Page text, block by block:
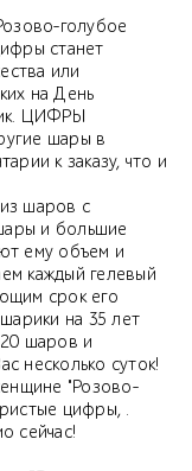
голубое
станет
или
на День
ЦИФРЫ
шары в
к заказу, что и
шаров с
и большие
ему объем и
каждый гелевый
срок его
на 35 лет
шаров и
несколько суток!
"Розово-
цифры, .
сейчас!